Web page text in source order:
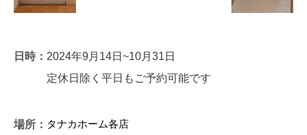
日時： 2024年9月14日~10月31日
定休日除く平日もご予約可能です
場所： タナカホーム各店